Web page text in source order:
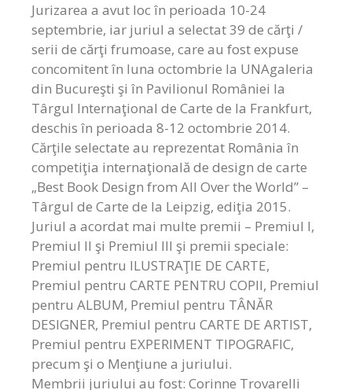
Jurizarea a avut loc în perioada 10-24
septembrie, iar juriul a selectat 39 de cărţi /
serii de cărţi frumoase, care au fost expuse
concomitent în luna octombrie la UNAgaleria
din Bucureşti şi în Pavilionul României la
Târgul Internaţional de Carte de la Frankfurt,
deschis în perioada 8-12 octombrie 2014.
Cărţile selectate au reprezentat România în
competiţia internaţională de design de carte
„Best Book Design from All Over the World” –
Târgul de Carte de la Leipzig, ediţia 2015.
Juriul a acordat mai multe premii – Premiul I,
Premiul II şi Premiul III şi premii speciale:
Premiul pentru ILUSTRAŢIE DE CARTE,
Premiul pentru CARTE PENTRU COPII, Premiul
pentru ALBUM, Premiul pentru TÂNĂR
DESIGNER, Premiul pentru CARTE DE ARTIST,
Premiul pentru EXPERIMENT TIPOGRAFIC,
precum şi o Menţiune a juriului.
Membrii juriului au fost: Corinne Trovarelli